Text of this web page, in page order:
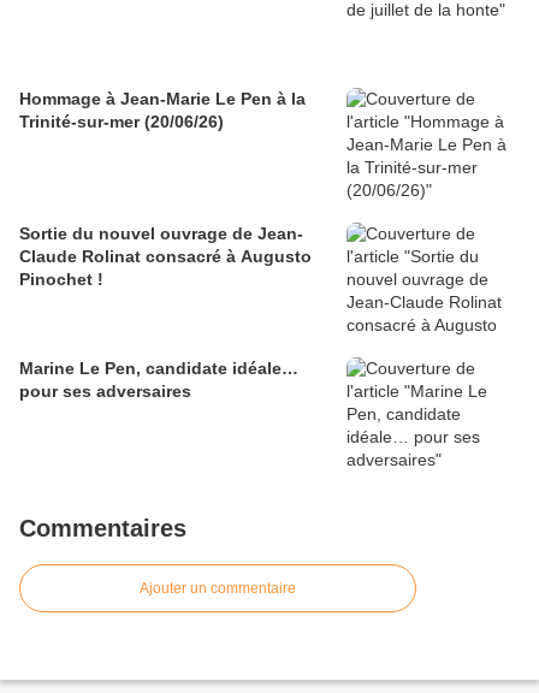
Hommage à Jean-Marie Le Pen à la
Trinité-sur-mer (20/06/26)
Sortie du nouvel ouvrage de Jean-
Claude Rolinat consacré à Augusto
Pinochet !
Marine Le Pen, candidate idéale…
pour ses adversaires
Commentaires
Ajouter un commentaire